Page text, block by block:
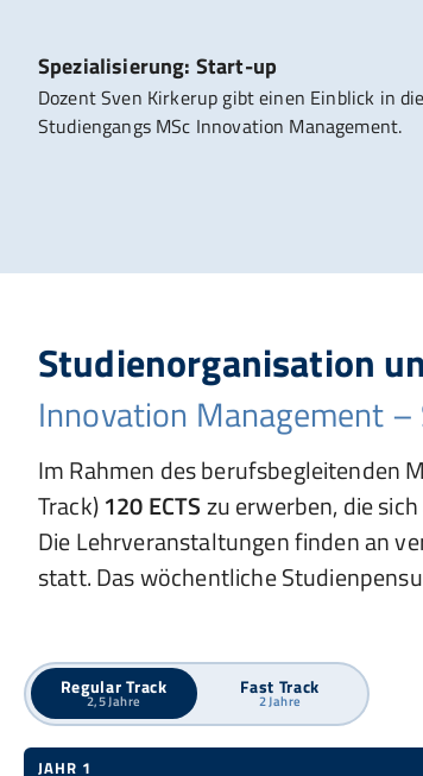
Spezialisierung: Start-up
Dozent Sven Kirkerup gibt einen Einblick in
Studiengangs MSc Innovation Management.
Studienorganisation
Innovation Management –
Im Rahmen des berufsbegleitenden
Track)120 ECTSzu erwerben, die
Die Lehrveranstaltungen finden an
statt. Das wöchentliche
Regular Track
2,5 Jahre
Fast Track
2 Jahre
JAHR 1